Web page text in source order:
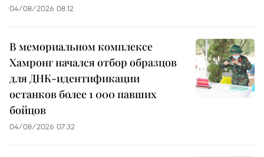
04/08/2026 08:12
В мемориальном комплексе
Хамронг начался отбор образцов
для ДНК-идентификации
останков более 1 000 павших
бойцов
04/08/2026 07:32